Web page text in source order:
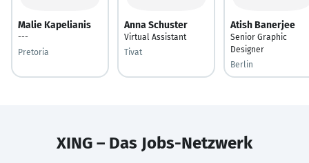
Malie Kapelianis
---
Pretoria
Anna Schuster
Virtual Assistant
Tivat
Atish Banerjee
Senior Graphic
Designer
Berlin
XING – Das Jobs-Netzwerk